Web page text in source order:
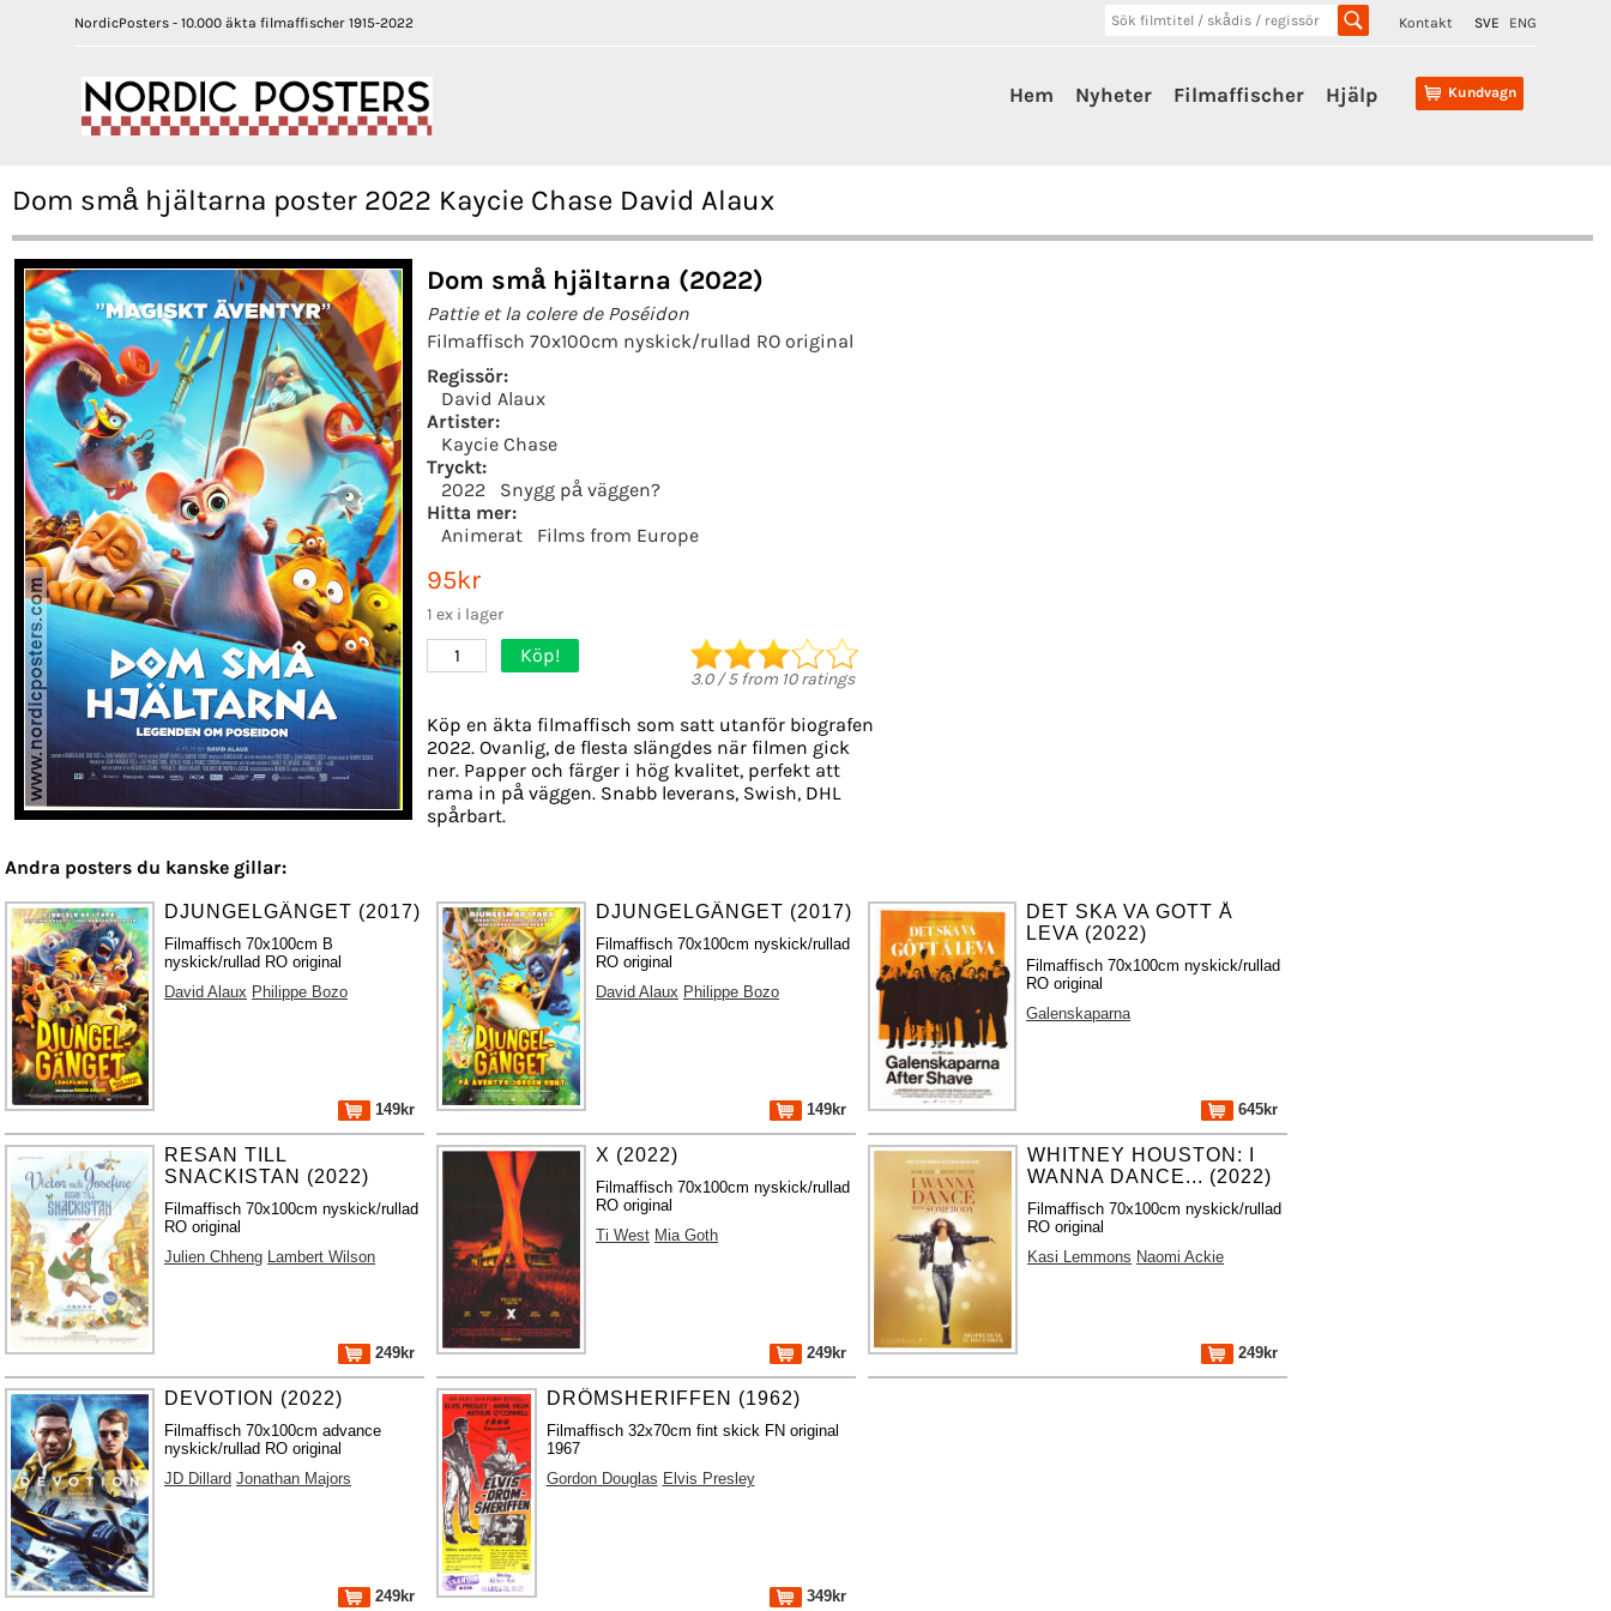
NordicPosters - 10.000 äkta filmaffischer 1915-2022 Kontakt SVE ENG
Kundvagn
Hem Nyheter Filmaffischer Hjälp
Dom små hjältarna poster 2022 Kaycie Chase David Alaux
Dom små hjältarna (2022)
Pattie et la colere de Poséidon
Filmaffisch 70x100cm nyskick/rullad RO original
Regissör:
David Alaux
Artister:
Kaycie Chase
Tryckt:
2022
Snygg på väggen?
Hitta mer:
Animerat
Films from Europe
95kr
1 ex i lager
1 Köp!
3.0/5from 10ratings
Köp en äkta filmaffisch som satt utanför biografen
2022. Ovanlig, de flesta slängdes när filmen gick
ner. Papper och färger i hög kvalitet, perfekt att
rama in på väggen. Snabb leverans, Swish, DHL
spårbart.
Andra posters du kanske gillar:
DJUNGELGÄNGET (2017)
Filmaffisch 70x100cm B
nyskick/rullad RO original
David Alaux Philippe Bozo
149kr
DJUNGELGÄNGET (2017)
Filmaffisch 70x100cm nyskick/rullad
RO original
David Alaux Philippe Bozo
149kr
DET SKA VA GOTT Å
LEVA (2022)
Filmaffisch 70x100cm nyskick/rullad
RO original
Galenskaparna
645kr
RESAN TILL
SNACKISTAN (2022)
Filmaffisch 70x100cm nyskick/rullad
RO original
Julien Chheng Lambert Wilson
249kr
X (2022)
Filmaffisch 70x100cm nyskick/rullad
RO original
Ti West Mia Goth
249kr
WHITNEY HOUSTON: I
WANNA DANCE... (2022)
Filmaffisch 70x100cm nyskick/rullad
RO original
Kasi Lemmons Naomi Ackie
249kr
DEVOTION (2022)
Filmaffisch 70x100cm advance
nyskick/rullad RO original
JD Dillard Jonathan Majors
249kr
DRÖMSHERIFFEN (1962)
Filmaffisch 32x70cm fint skick FN original
1967
Gordon Douglas Elvis Presley
349kr